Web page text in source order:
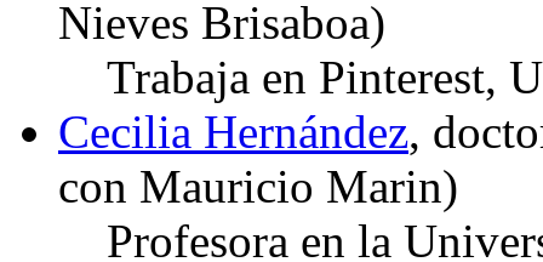
Nieves Brisaboa)
Trabaja en Pinterest,
Cecilia Hernández,
con Mauricio Marin)
Profesora en la